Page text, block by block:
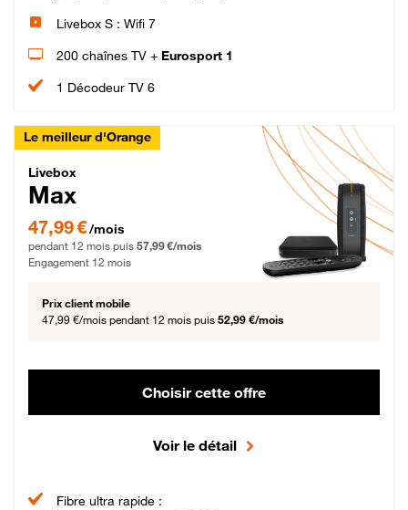
Livebox S : Wifi 7
200 chaînes TV + Eurosport 1
1 Décodeur TV 6
Le meilleur d'Orange
Livebox Max Fibre
Livebox
Max
47,99 € par mois pendant 12 mois puis 57,99 € par mois, Engagement 12 mois
47,99 €/mois
pendant 12 mois puis 57,99 €/mois
Engagement 12 mois
Prix client mobile
47,99 €/mois pendant 12 mois puis 52,99 €/mois
Choisir cette offre
Voir le détail
Fibre ultra rapide :